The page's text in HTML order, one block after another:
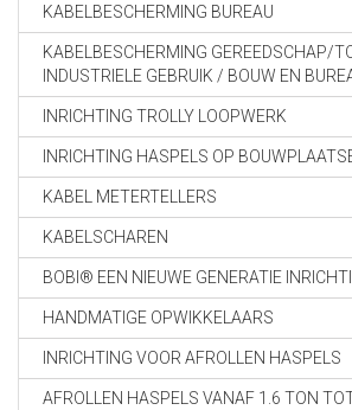
KABELBESCHERMING BUREAU
KABELBESCHERMING GEREEDSCHAP/
INDUSTRIELE GEBRUIK / BOUW EN
INRICHTING TROLLY LOOPWERK
INRICHTING HASPELS OP
KABEL METERTELLERS
KABELSCHAREN
BOBI® EEN NIEUWE GENERATIE
HANDMATIGE OPWIKKELAARS
INRICHTING VOOR AFROLLEN HASPELS
AFROLLEN HASPELS VANAF 1.6 TON